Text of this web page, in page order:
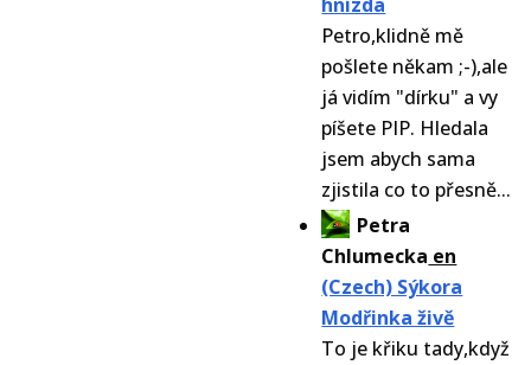
Petro,klidně mě
pošlete někam ;-),ale
já vidím "dírku" a vy
píšete PIP. Hledala
jsem abych sama
zjistila co to přesně...
Petra
Chlumecka en
(Czech) Sýkora
Modřinka živě
To je křiku tady,když